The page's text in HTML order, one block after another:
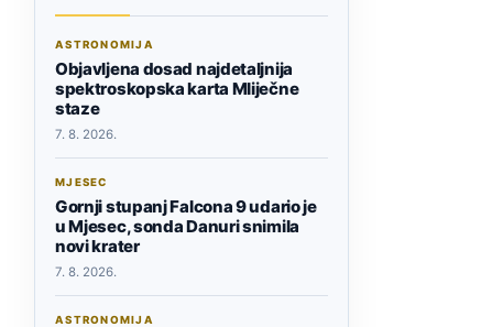
ASTRONOMIJA
Objavljena dosad najdetaljnija
spektroskopska karta Mliječne
staze
7. 8. 2026.
MJESEC
Gornji stupanj Falcona 9 udario je
u Mjesec, sonda Danuri snimila
novi krater
7. 8. 2026.
ASTRONOMIJA